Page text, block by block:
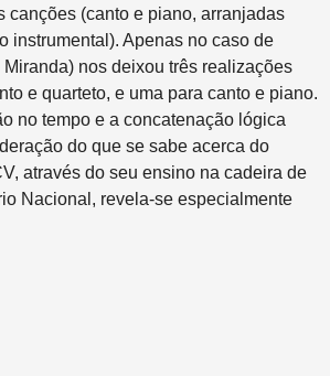
canções (canto e piano, arranjadas
instrumental). Apenas no caso de
Miranda) nos deixou três realizações
e quarteto, e uma para canto e piano.
no tempo e a concatenação lógica
do que se sabe acerca do
através do seu ensino na cadeira de
Nacional, revela-se especialmente